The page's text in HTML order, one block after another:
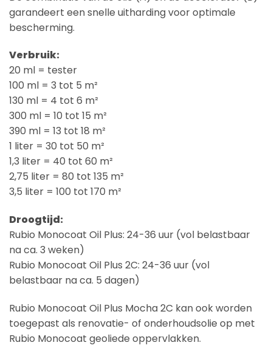
garandeert een snelle uitharding voor optimale
bescherming.
Verbruik:
20 ml = tester
100 ml = 3 tot 5 m²
130 ml = 4 tot 6 m²
300 ml = 10 tot 15 m²
390 ml = 13 tot 18 m²
1 liter = 30 tot 50 m²
1,3 liter = 40 tot 60 m²
2,75 liter = 80 tot 135 m²
3,5 liter = 100 tot 170 m²
Droogtijd:
Rubio Monocoat Oil Plus: 24-36 uur (vol belastbaar
na ca. 3 weken)
Rubio Monocoat Oil Plus 2C: 24-36 uur (vol
belastbaar na ca. 5 dagen)
Rubio Monocoat Oil Plus Mocha 2C kan ook worden
toegepast als renovatie- of onderhoudsolie op met
Rubio Monocoat geoliede oppervlakken.